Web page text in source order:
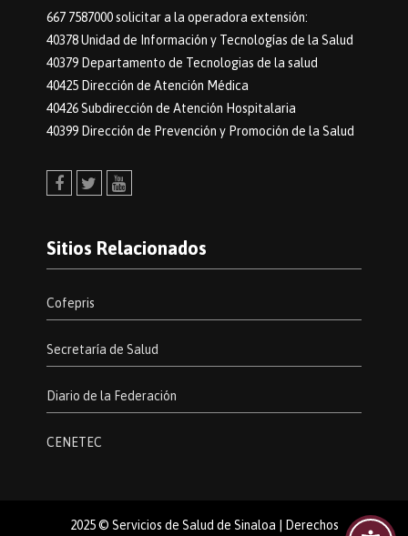
667 7587000 solicitar a la operadora extensión:
40378 Unidad de Información y Tecnologías de la Salud
40379 Departamento de Tecnologias de la salud
40425 Dirección de Atención Médica
40426 Subdirección de Atención Hospitalaria
40399 Dirección de Prevención y Promoción de la Salud
Sitios Relacionados
Cofepris
Secretaría de Salud
Diario de la Federación
CENETEC
2025 © Servicios de Salud de Sinaloa | Derechos